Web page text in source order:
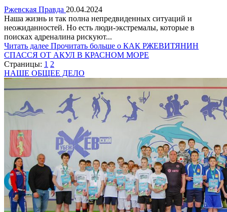
Ржевская Правда 20.04.2024
Наша жизнь и так полна непредвиденных ситуаций и
неожиданностей. Но есть люди-экстремалы, которые в
поисках адреналина рискуют...
Читать далее Прочитать больше о КАК РЖЕВИТЯНИН
СПАССЯ ОТ АКУЛ В КРАСНОМ МОРЕ
Страницы: 1 2
НАШЕ ОБЩЕЕ ДЕЛО